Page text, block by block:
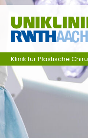
Skip navigation
Klinik für Plastische